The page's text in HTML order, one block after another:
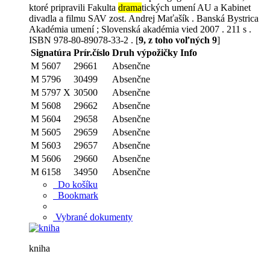
ktoré pripravili Fakulta dramatických umení AU a Kabinet
divadla a filmu SAV zost. Andrej Maťašík . Banská Bystrica
Akadémia umení ; Slovenská akadémia vied 2007 . 211 s .
ISBN 978-80-89078-33-2 . [9, z toho voľných 9]
Signatúra Prír.číslo Druh výpožičky Info
M 5607
29661
Absenčne
M 5796
30499
Absenčne
M 5797 X 30500
Absenčne
M 5608
29662
Absenčne
M 5604
29658
Absenčne
M 5605
29659
Absenčne
M 5603
29657
Absenčne
M 5606
29660
Absenčne
M 6158
34950
Absenčne
Do košíku
Bookmark
Vybrané dokumenty
kniha